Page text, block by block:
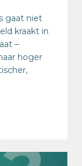
gaat niet
kraakt in
–
hoger